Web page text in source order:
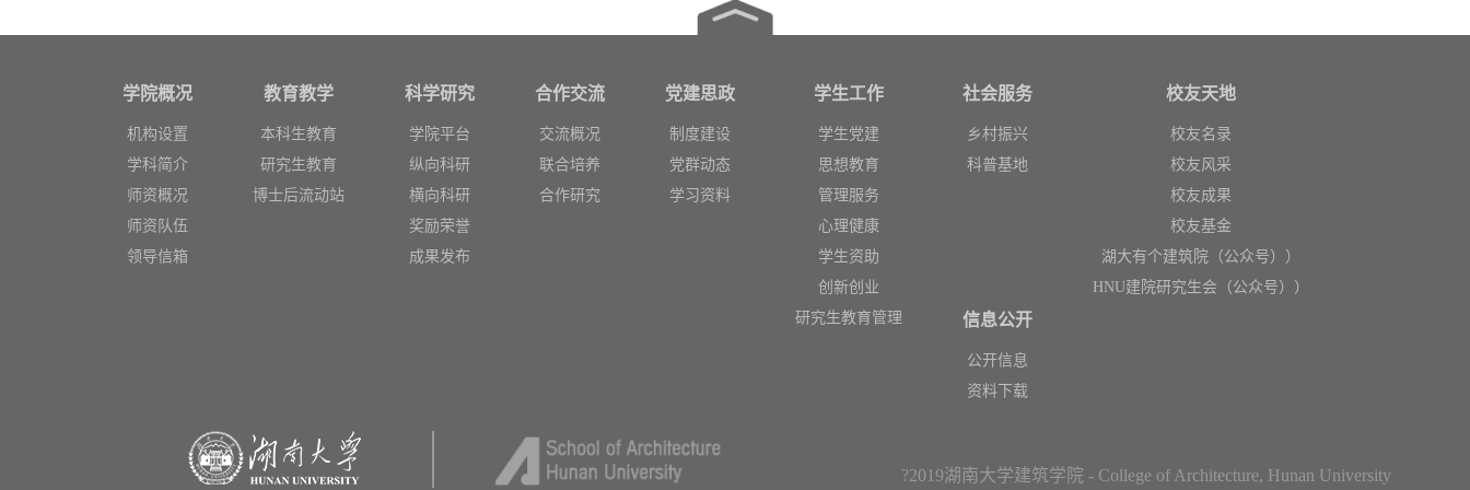
学院概况
机构设置
学科简介
师资概况
师资队伍
领导信箱
教育教学
本科生教育
研究生教育
博士后流动站
科学研究
学院平台
纵向科研
横向科研
奖励荣誉
成果发布
合作交流
交流概况
联合培养
合作研究
党建思政
制度建设
党群动态
学习资料
学生工作
学生党建
思想教育
管理服务
心理健康
学生资助
创新创业
研究生教育管理
社会服务
乡村振兴
科普基地
校友天地
校友名录
校友风采
校友成果
校友基金
湖大有个建筑院（公众号））
HNU建院研究生会（公众号））
信息公开
公开信息
资料下载
?2019湖南大学建筑学院 - College of Architecture, Hunan University